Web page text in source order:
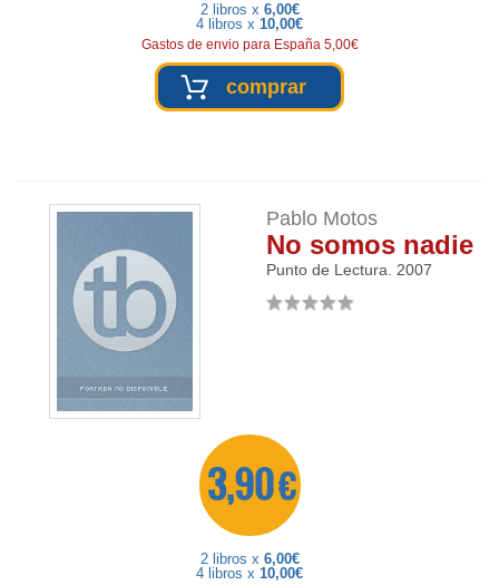
2 libros x 6,00€
4 libros x 10,00€
Gastos de envio para España 5,00€
comprar
Pablo Motos
No somos nadie
Punto de Lectura. 2007
3,90 €
2 libros x 6,00€
4 libros x 10,00€